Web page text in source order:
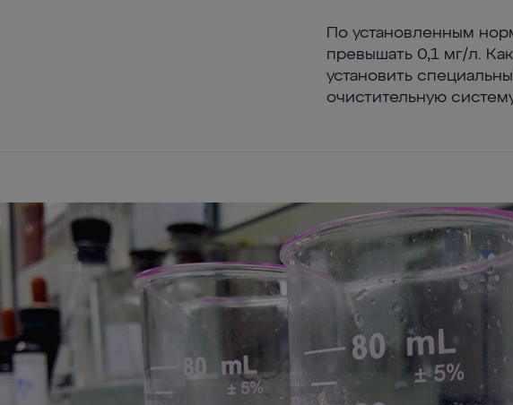
По установленным
превышать 0,1 мг/л. Как
установить
очистительную